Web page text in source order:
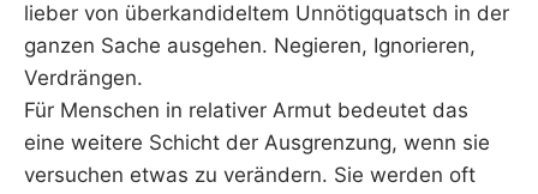
lieber von überkandideltem Unnötigquatsch in der
ganzen Sache ausgehen. Negieren, Ignorieren,
Verdrängen.
Für Menschen in relativer Armut bedeutet das
eine weitere Schicht der Ausgrenzung, wenn sie
versuchen etwas zu verändern. Sie werden oft